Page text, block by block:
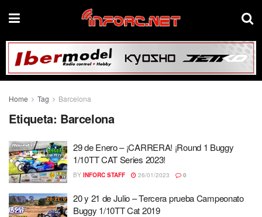
Home Tag Barcelona
Etiqueta: Barcelona
29 de Enero – ¡CARRERA! ¡Round 1 Buggy
1/10TT CAT Series 2023!
BY INFORC STAFF 26/01/2023 0
20 y 21 de Julio – Tercera prueba Campeonato
Buggy 1/10TT Cat 2019